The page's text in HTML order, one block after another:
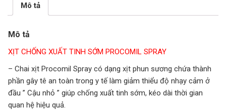
Mô tả
Mô tả
XỊT CHỐNG XUẤT TINH SỚM PROCOMIL SPRAY
– Chai xịt Procomil Spray có dạng xịt phun sương chứa thành
phần gây tê an toàn trong y tế làm giảm thiểu độ nhạy cảm ở
đầu ” Cậu nhỏ ” giúp chống xuất tinh sớm, kéo dài thời gian
quan hệ hiệu quả.